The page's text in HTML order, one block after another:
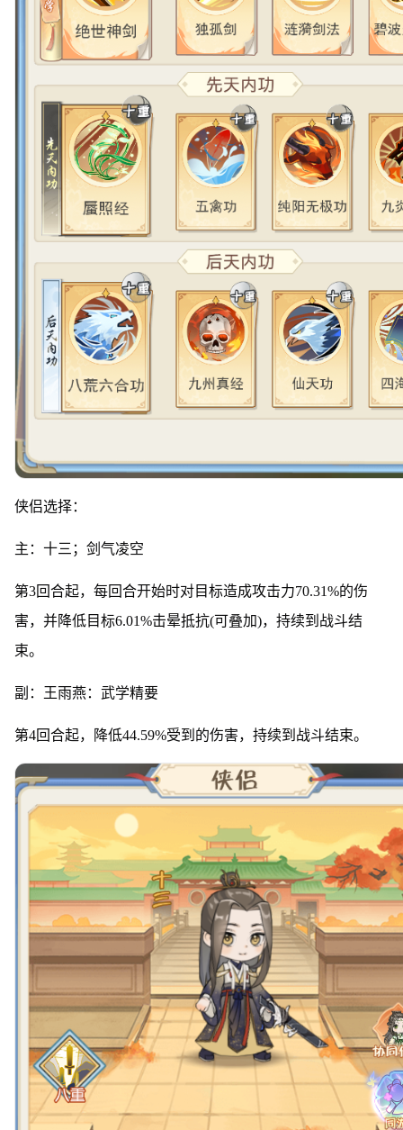
侠侣选择：
主：十三；剑气凌空
第3回合起，每回合开始时对目标造成攻击力70.31%的伤
害，并降低目标6.01%击晕抵抗(可叠加)，持续到战斗结
束。
副：王雨燕：武学精要
第4回合起，降低44.59%受到的伤害，持续到战斗结束。